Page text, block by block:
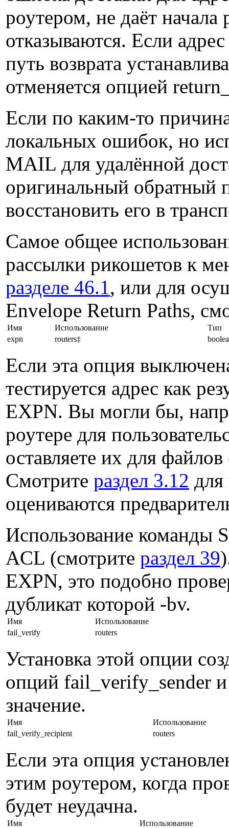
роутером, не даёт
отказываются. Если
путь возврата
отменяется опцией
Если по каким-то
локальных ошибок, но
MAIL для удалённой
оригинальный обратный
восстановить его в
Самое общее
рассылки рикошетов к
разделе 46.1 , или для
Envelope Return Paths,
Имя Использование
Тип
expn
routers‡
Если эта опция
тестируется адрес как
EXPN. Вы могли бы,
роутере для
оставляете их для
Смотрите раздел 3.12
оцениваются
Использование команды
ACL (смотрите раздел 39
EXPN, это подобно
дубликат которой -bv.
Имя
Использование
fail_verify
routers
Установка этой опции
опций fail_verify_sender
значение.
Имя
Использование
fail_verify_recipient
routers
Если эта опция
этим роутером, когда
будет неудачна.
Имя
Использование